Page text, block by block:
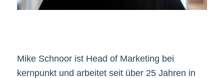
Mike Schnoor ist Head of Marketing bei
kernpunkt und arbeitet seit über 25 Jahren in